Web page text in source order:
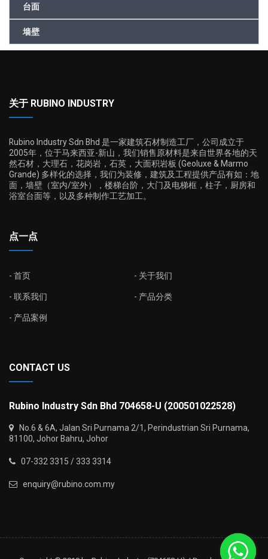
台面
墙壁
关于 RUBINO INDUSTRY
Rubino Industry Sdn Bhd 是一家建筑石材制造工厂，公司成立于
2005年，位于马来西亚-新山，我们销售原材料是来自世界各地的天
然石材，大理石，花岗岩，石英，大面积岩板 (Geoluxe & Marmo
Grande) 多样化的选择，我们为装修，建筑及工程提供产品有如：地
面，墙壁（室内/室外），楼梯台阶，大门及电梯框，柱子，厨房和
浴室台面等，以及多种制作工艺加工。
点一点
首页 关于我们
联系我们 产品分类
产品案例
CONTACT US
Rubino Industry Sdn Bhd 704658-U (200501022528)
No.6 & 6A, Jalan Sri Purnama 2/1, Perindustrian Sri Purnama,
81100, Johor Bahru, Johor
07-332 3315 / 333 3314
enquiry@rubino.com.my